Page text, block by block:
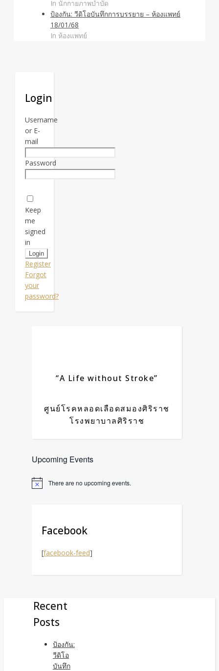
In นักกายภาพบำบัด
ป้องกัน: วีดิโอบันทึกการบรรยาย – ห้องแพทย์
18/01/68
In ห้องแพทย์
Login
Username
or E-
mail
Password
Keep
me
signed
in
Register
Forgot
your
password?
“A Life without Stroke”
ศูนย์โรคหลอดเลือดสมองศิริราช
โรงพยาบาลศิริราช
Upcoming Events
There are no upcoming events.
Facebook
[facebook-feed]
Recent
Posts
ป้องกัน:
วีดิโอ
บันทึก